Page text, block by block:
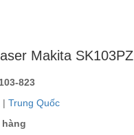
Makita SK103PZ
823
| Trung Quốc